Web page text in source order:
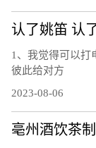
认了姚笛 认
1、我觉得可以打
彼此给对方
2023-08-06
亳州酒饮茶